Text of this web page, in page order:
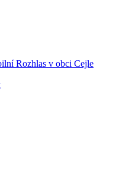
Rozhlas v obci Cejle